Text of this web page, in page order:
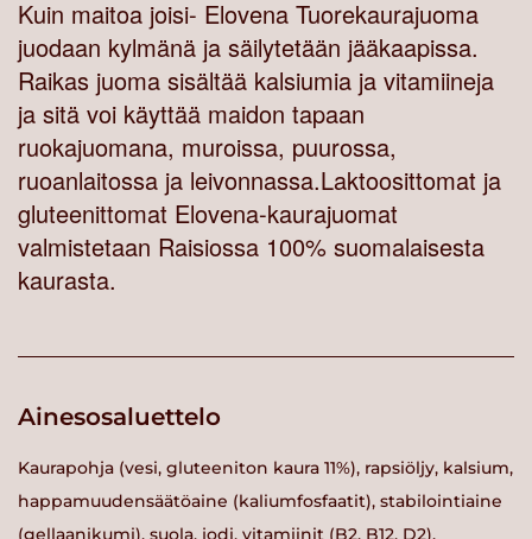
Kuin maitoa joisi- Elovena Tuorekaurajuoma
juodaan kylmänä ja säilytetään jääkaapissa.
Raikas juoma sisältää kalsiumia ja vitamiineja
ja sitä voi käyttää maidon tapaan
ruokajuomana, muroissa, puurossa,
ruoanlaitossa ja leivonnassa.Laktoosittomat ja
gluteenittomat Elovena-kaurajuomat
valmistetaan Raisiossa 100% suomalaisesta
kaurasta.
Ainesosaluettelo
Kaurapohja (vesi, gluteeniton kaura 11%), rapsiöljy, kalsium,
happamuudensäätöaine (kaliumfosfaatit), stabilointiaine
(gellaanikumi), suola, jodi, vitamiinit (B2, B12, D2).